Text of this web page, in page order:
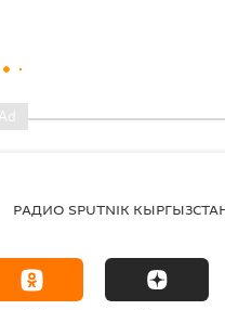
РАДИО SPUTNIK